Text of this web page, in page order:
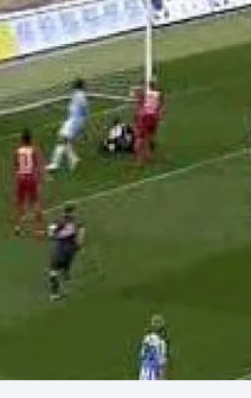
Futsal
Golf
Gymnastika